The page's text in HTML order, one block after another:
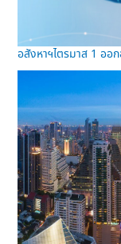
อสังหาฯไตรมาส 1 ออ